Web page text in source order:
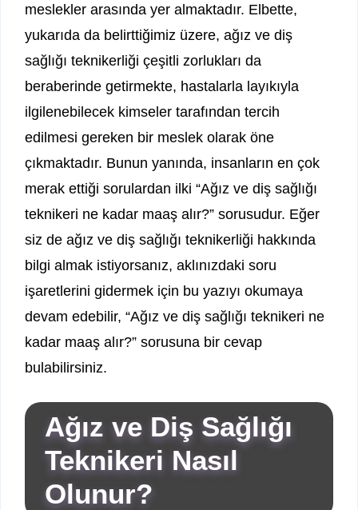
meslekler arasında yer almaktadır. Elbette,
yukarıda da belirttiğimiz üzere, ağız ve diş
sağlığı teknikerliği çeşitli zorlukları da
beraberinde getirmekte, hastalarla layıkıyla
ilgilenebilecek kimseler tarafından tercih
edilmesi gereken bir meslek olarak öne
çıkmaktadır. Bunun yanında, insanların en çok
merak ettiği sorulardan ilki “Ağız ve diş sağlığı
teknikeri ne kadar maaş alır?” sorusudur. Eğer
siz de ağız ve diş sağlığı teknikerliği hakkında
bilgi almak istiyorsanız, aklınızdaki soru
işaretlerini gidermek için bu yazıyı okumaya
devam edebilir, “Ağız ve diş sağlığı teknikeri ne
kadar maaş alır?” sorusuna bir cevap
bulabilirsiniz.
Ağız ve Diş Sağlığı
Teknikeri Nasıl
Olunur?